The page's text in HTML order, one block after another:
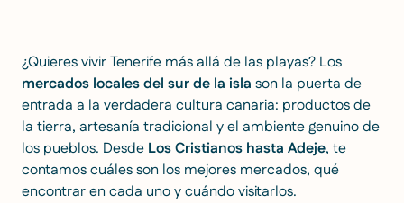
¿Quieres vivir Tenerife más allá de las playas? Los
mercados locales del sur de la isla son la puerta de
entrada a la verdadera cultura canaria: productos de
la tierra, artesanía tradicional y el ambiente genuino de
los pueblos. Desde Los Cristianos hasta Adeje, te
contamos cuáles son los mejores mercados, qué
encontrar en cada uno y cuándo visitarlos.